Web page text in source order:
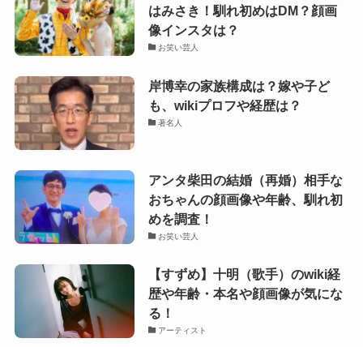
はみさき！馴れ初めはDM？顔画
像インスタは？
お笑い芸人
岸博幸の家族構成は？嫁や子ど
も、wikiプロフや経歴は？
著名人
アンタ柴田の結婚（再婚）相手な
おちゃんの顔画像や年齢、馴れ初
めを調査！
お笑い芸人
【すずめ】十明（歌手）のwiki経
歴や年齢・本名や顔画像が気にな
る！
アーティスト